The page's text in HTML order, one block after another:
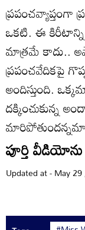
ప్రపంచవ్యాప్తంగా
ఒకటి. ఈ
మాత్రమే కాదు..
ప్రపంచవేదికపై
అందిస్తుంది.
దక్కించుకున్న
పూర్తి
Updated at - May